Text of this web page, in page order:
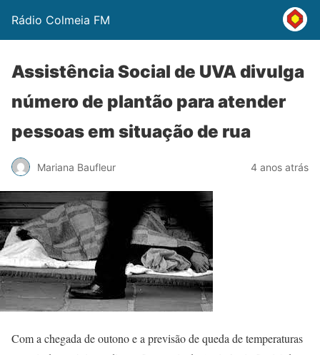
Rádio Colmeia FM
Assistência Social de UVA divulga
número de plantão para atender
pessoas em situação de rua
Mariana Baufleur 4 anos atrás
Com a chegada de outono e a previsão de queda de temperaturas